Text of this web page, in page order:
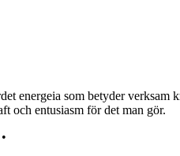
energeia som betyder
och entusiasm för det man gör.
•